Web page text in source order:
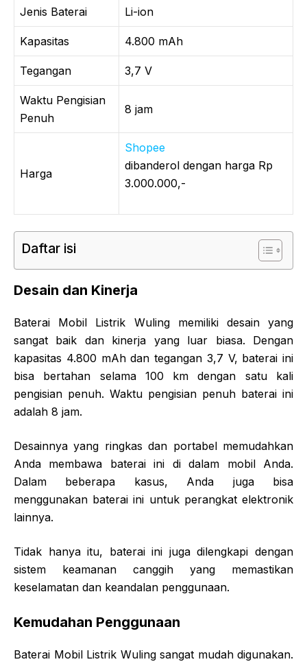
Jenis Baterai Li-ion
Kapasitas 4.800 mAh
Tegangan 3,7 V
Waktu Pengisian
Penuh
8 jam
Harga
Shopee
dibanderol dengan harga Rp
3.000.000,-
Daftar isi
Desain dan Kinerja
Baterai Mobil Listrik Wuling memiliki desain yang
sangat baik dan kinerja yang luar biasa. Dengan
kapasitas 4.800 mAh dan tegangan 3,7 V, baterai ini
bisa bertahan selama 100 km dengan satu kali
pengisian penuh. Waktu pengisian penuh baterai ini
adalah 8 jam.
Desainnya yang ringkas dan portabel memudahkan
Anda membawa baterai ini di dalam mobil Anda.
Dalam beberapa kasus, Anda juga bisa
menggunakan baterai ini untuk perangkat elektronik
lainnya.
Tidak hanya itu, baterai ini juga dilengkapi dengan
sistem keamanan canggih yang memastikan
keselamatan dan keandalan penggunaan.
Kemudahan Penggunaan
Baterai Mobil Listrik Wuling sangat mudah digunakan.